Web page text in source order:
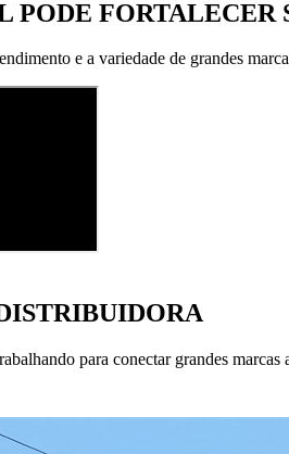
PODE FORTALECER
e a variedade de grandes
para conectar grandes marcas